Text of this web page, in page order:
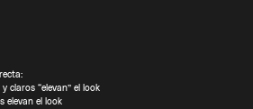
claros “elevan” el look
elevan el look